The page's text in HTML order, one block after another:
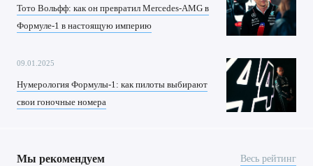
Тото Вольфф: как он превратил Mercedes-AMG в
Формуле-1 в настоящую империю
09.01.2025
Нумерология Формулы-1: как пилоты выбирают
свои гоночные номера
Мы рекомендуем Весь рейтинг